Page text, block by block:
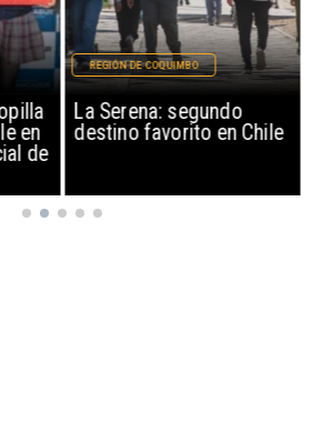
en
de
La Serena: segundo
destino favorito en Chile
REGIÓN DE COQUIMBO